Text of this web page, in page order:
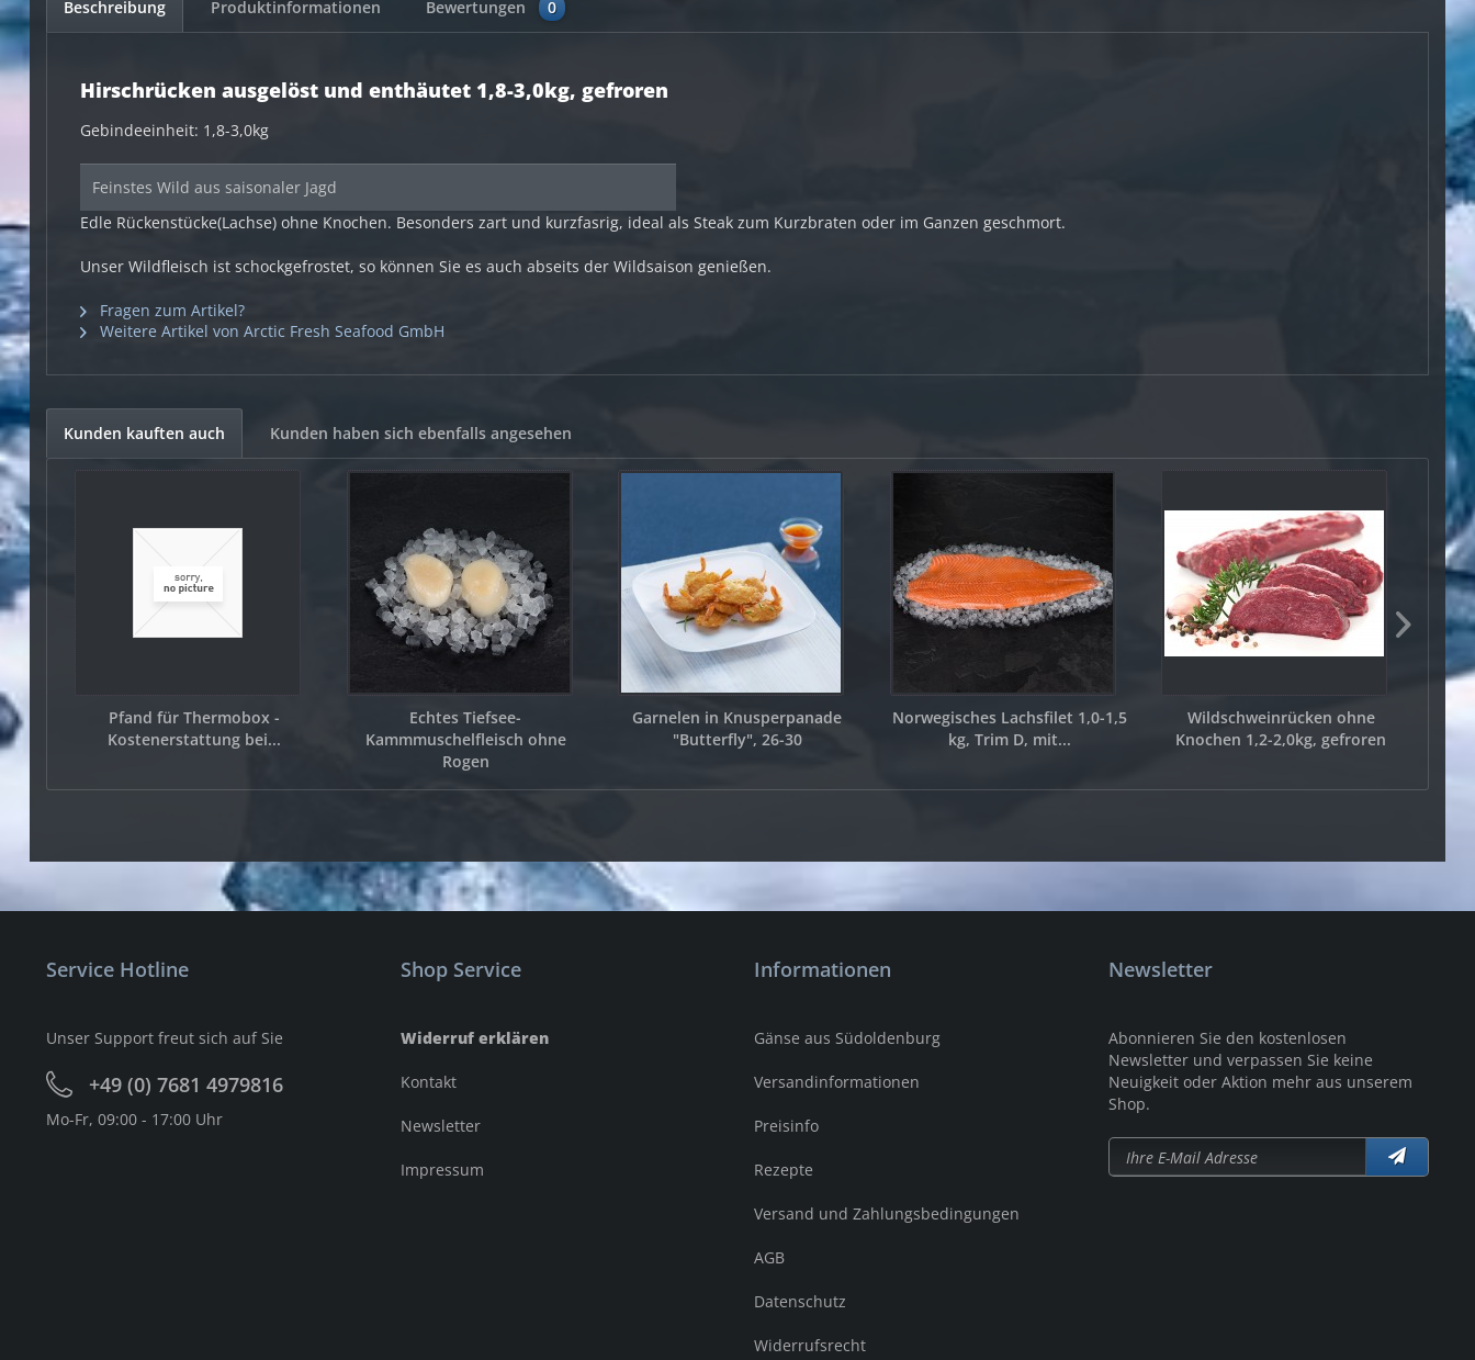
Beschreibung Produktinformationen Bewertungen 0
Hirschrücken ausgelöst und enthäutet 1,8-3,0kg, gefroren
Gebindeeinheit: 1,8-3,0kg
Feinstes Wild aus saisonaler Jagd
Edle Rückenstücke(Lachse) ohne Knochen. Besonders zart und kurzfasrig, ideal als Steak zum Kurzbraten oder im Ganzen geschmort.
Unser Wildfleisch ist schockgefrostet, so können Sie es auch abseits der Wildsaison genießen.
Fragen zum Artikel?
Weitere Artikel von Arctic Fresh Seafood GmbH
Kunden kauften auch Kunden haben sich ebenfalls angesehen
Pfand für Thermobox -
Kostenerstattung bei...
Echtes Tiefsee-
Kammmuschelfleisch ohne
Rogen
Garnelen in Knusperpanade
"Butterfly", 26-30
Norwegisches Lachsfilet 1,0-1,5
kg, Trim D, mit...
Wildschweinrücken ohne
Knochen 1,2-2,0kg, gefroren
Service Hotline
Unser Support freut sich auf Sie
+49 (0) 7681 4979816
Mo-Fr, 09:00 - 17:00 Uhr
Shop Service
Widerruf erklären
Kontakt
Newsletter
Impressum
Informationen
Gänse aus Südoldenburg
Versandinformationen
Preisinfo
Rezepte
Versand und Zahlungsbedingungen
AGB
Datenschutz
Widerrufsrecht
Newsletter
Abonnieren Sie den kostenlosen
Newsletter und verpassen Sie keine
Neuigkeit oder Aktion mehr aus unserem
Shop.